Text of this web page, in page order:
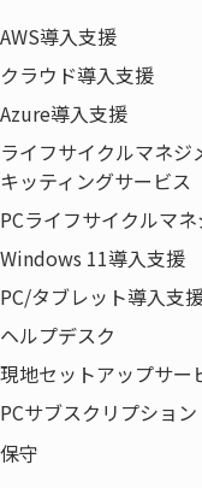
AWS導入支援
クラウド導入支援
Azure導入支援
ライフサイクルマネジ
キッティングサービス
PCライフサイクルマ
Windows 11導入支援
PC/タブレット導入支
ヘルプデスク
現地セットアップサー
PCサブスクリプション
保守
16:00
「一
講師:
崎 卓